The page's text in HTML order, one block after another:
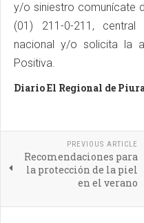
y/o siniestro comunícate
(01) 211-0-211,
nacional y/o solicita la
Positiva.
Diario El Regional de
PREVIOUS ARTICLE
Recomendaciones para
la protección de la piel
en el verano